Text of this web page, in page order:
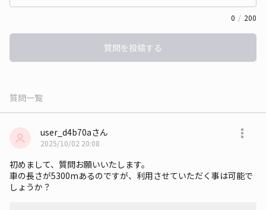
0 / 200
質問を投稿する
質問一覧
user_d4b70aさん
2025/10/02 20:08
初めまして、質問お願いいたします。
車の長さが5300mあるのですが、利用させていただく事は可能で
しょうか？